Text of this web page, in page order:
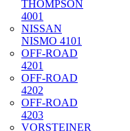
THOMPSON
4001
NISSAN
NISMO 4101
OFF-ROAD
4201
OFF-ROAD
4202
OFF-ROAD
4203
VORSTEINER